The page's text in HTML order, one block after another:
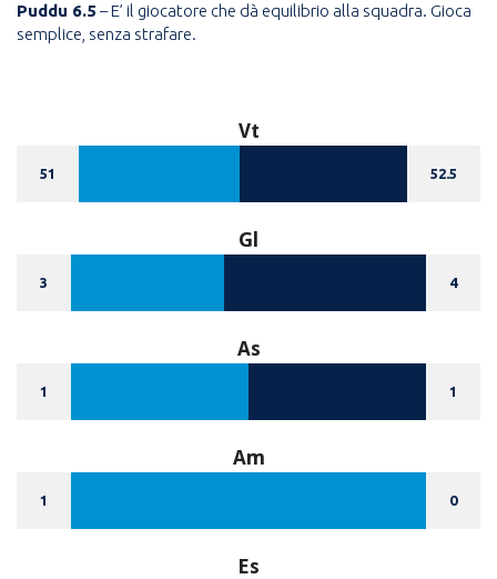
Puddu 6.5 – E’ il giocatore che dà equilibrio alla squadra. Gioca
semplice, senza strafare.
Vt
51 52.5
Gl
3 4
As
1 1
Am
1 0
Es